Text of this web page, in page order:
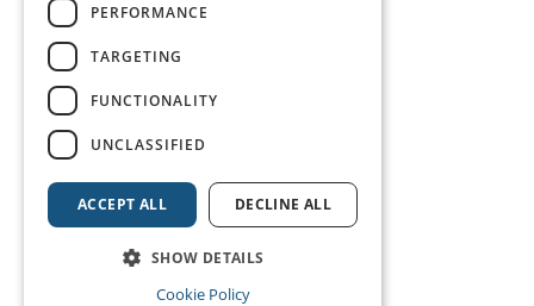
PERFORMANCE
TARGETING
FUNCTIONALITY
UNCLASSIFIED
ACCEPT ALL DECLINE ALL
SHOW DETAILS
Cookie Policy